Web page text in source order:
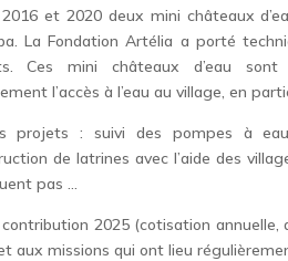
et 2020 deux mini châteaux
La Fondation Artélia a porté
Ces mini châteaux d’eau
l’accès à l’eau au village, en
projets : suivi des pompes à
de latrines avec l’aide des
pas …
2025 (cotisation
aux missions qui ont lieu